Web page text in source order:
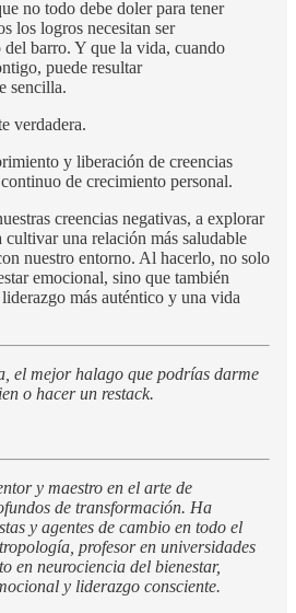
no todo debe doler para tener
los logros necesitan ser
del barro. Y que la vida, cuando
puede resultar
sencilla.
verdadera.
y liberación de creencias
de crecimiento personal.
creencias negativas, a explorar
cultivar una relación más saludable
nuestro entorno. Al hacerlo, no solo
emocional, sino que también
más auténtico y una vida
el mejor halago que podrías darme
o hacer un restack.
y maestro en el arte de
de transformación. Ha
y agentes de cambio en todo el
profesor en universidades
en neurociencia del bienestar,
y liderazgo consciente.